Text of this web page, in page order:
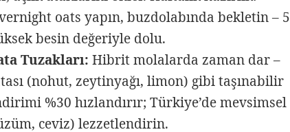
oats yapın, buzdolabında bekletin – 5
besin değeriyle dolu.
Tuzakları: Hibrit molalarda zaman dar –
(nohut, zeytinyağı, limon) gibi taşınabilir
%30 hızlandırır; Türkiye’de mevsimsel
ceviz) lezzetlendirin.